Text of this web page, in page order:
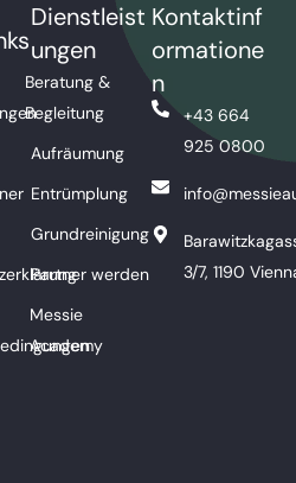
Dienstleist
ungen
Beratung &
Begleitung
Aufräumung
Entrümplung
Grundreinigung
Partner werden
Messie
Academy
Kontaktinf
ormatione
n
+43 664
925 0800
3/7, 1190